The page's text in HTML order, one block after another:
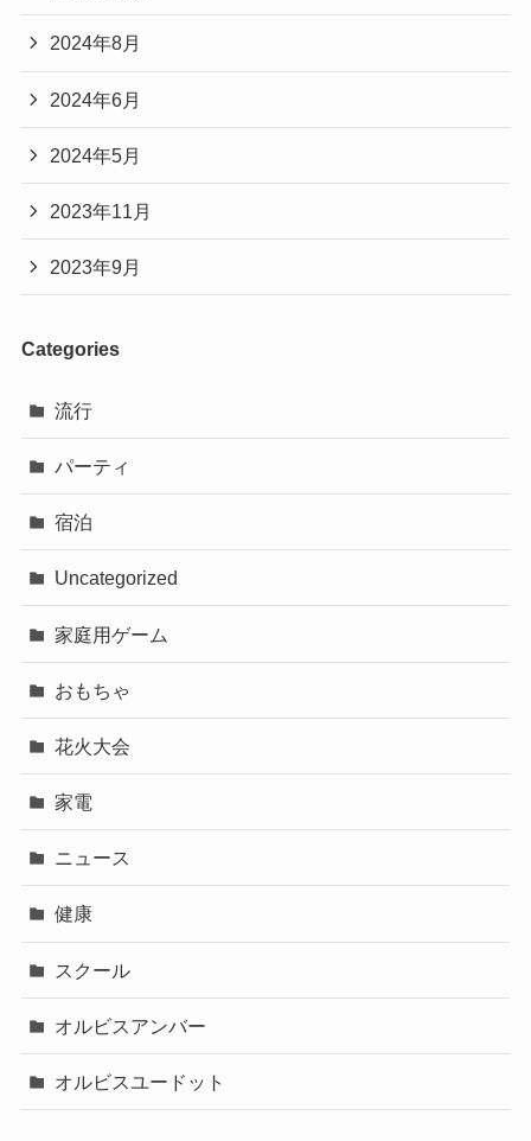
2024年8月
2024年6月
2024年5月
2023年11月
2023年9月
Categories
流行
パーティ
宿泊
Uncategorized
家庭用ゲーム
おもちゃ
花火大会
家電
ニュース
健康
スクール
オルビスアンバー
オルビスユードット